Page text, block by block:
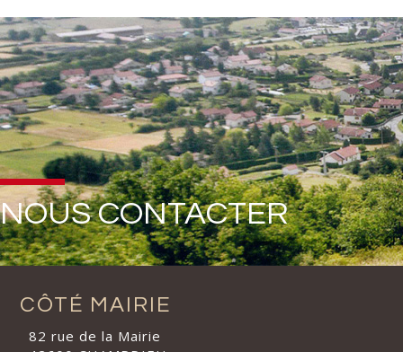
NOUS CONTACTER
CÔTÉ MAIRIE
82 rue de la Mairie